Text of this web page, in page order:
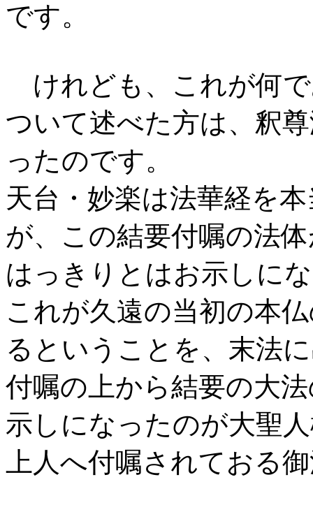
です。
けれども、これが何
ついて述べた方は、釈
ったのです。
天台・妙楽は法華経を
が、この結要付嘱の法
はっきりとはお示しに
これが久遠の当初の本
るということを、末法
付嘱の上から結要の大
示しになったのが大聖
上人へ付嘱されておる